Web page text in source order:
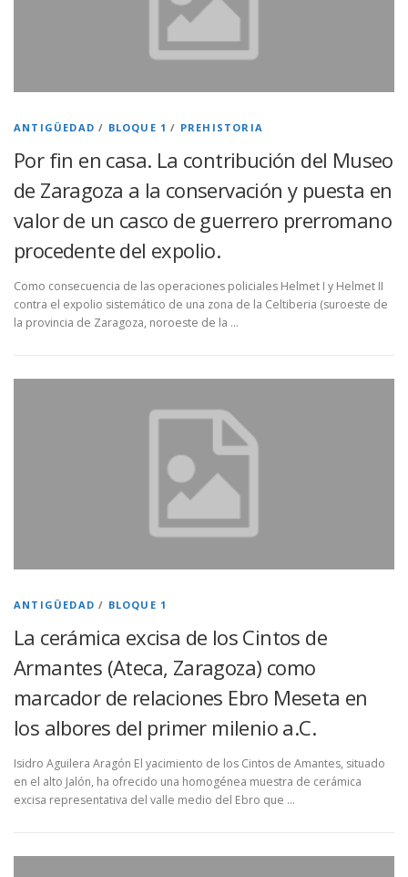
ANTIGÜEDAD / BLOQUE 1 / PREHISTORIA
Por fin en casa. La contribución del Museo
de Zaragoza a la conservación y puesta en
valor de un casco de guerrero prerromano
procedente del expolio.
Como consecuencia de las operaciones policiales Helmet I y Helmet II
contra el expolio sistemático de una zona de la Celtiberia (suroeste de
la provincia de Zaragoza, noroeste de la …
ANTIGÜEDAD / BLOQUE 1
La cerámica excisa de los Cintos de
Armantes (Ateca, Zaragoza) como
marcador de relaciones Ebro Meseta en
los albores del primer milenio a.C.
Isidro Aguilera Aragón El yacimiento de los Cintos de Amantes, situado
en el alto Jalón, ha ofrecido una homogénea muestra de cerámica
excisa representativa del valle medio del Ebro que …